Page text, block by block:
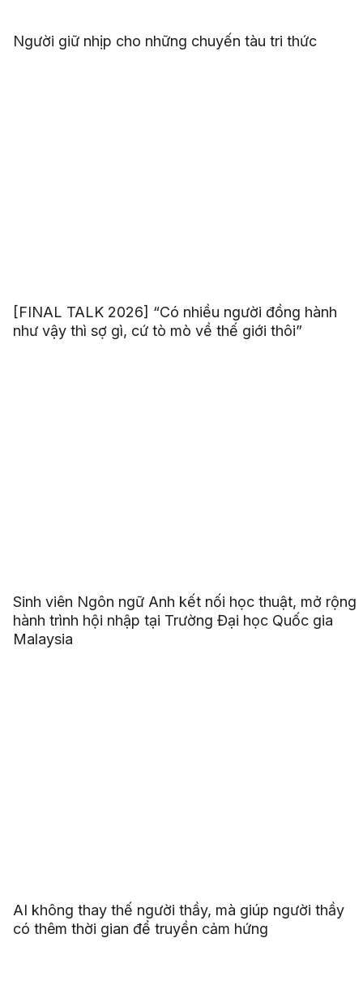
Người giữ nhịp cho những chuyến tàu tri thức
[FINAL TALK 2026] “Có nhiều người đồng hành
như vậy thì sợ gì, cứ tò mò về thế giới thôi”
Sinh viên Ngôn ngữ Anh kết nối học thuật, mở rộng
hành trình hội nhập tại Trường Đại học Quốc gia
Malaysia
AI không thay thế người thầy, mà giúp người thầy
có thêm thời gian để truyền cảm hứng